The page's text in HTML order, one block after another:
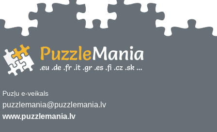
Puzļu e-veikals
puzzlemania@puzzlemania.lv
www.puzzlemania.lv